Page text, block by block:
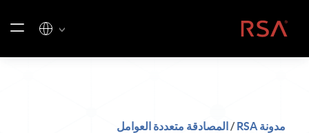
الصفحة الرئيسية
مدونة RSA / المصادقة متعددة العوامل